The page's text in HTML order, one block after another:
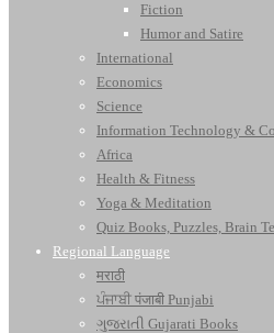
Fiction
Humor and Satire
International
Economics
Science
Information Technology &
Africa
Health & Fitness
Yoga & Meditation
Quiz Books, Puzzles, Brain
Regional Language
मराठी
ਪੰਜਾਬੀ पंजाबी Punjabi
ગુજરાતી Gujarati Books